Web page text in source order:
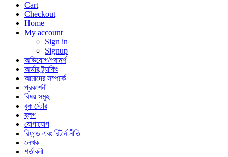
Cart
Checkout
Home
My account
Sign in
Signup
অভিযোগ/পরামর্শ
অর্ডার ট্র্যাকিং
আমাদের সম্পর্কে
প্রকাশনী
বিষয় সমুহ
বুক স্টোর
ব্লগ
যোগাযোগ
রিফান্ড এবং রিটার্ন নীতি
লেখক
শর্তাবলী